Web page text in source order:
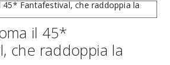
il 45*
che raddoppia la